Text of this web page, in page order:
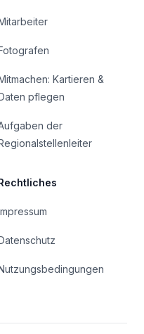
Kartieren &
pflegen
der